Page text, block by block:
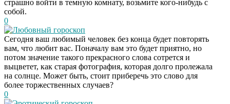
страшно войти в темную комнату, возьмите кого-нибудь с
собой.
0
Любовный гороскоп
Сегодня ваш любимый человек без конца будет повторять
вам, что любит вас. Поначалу вам это будет приятно, но
потом значение такого прекрасного слова сотрется и
выцветет, как старая фотография, которая долго пролежала
на солнце. Может быть, стоит приберечь это слово для
более торжественных случаев?
0